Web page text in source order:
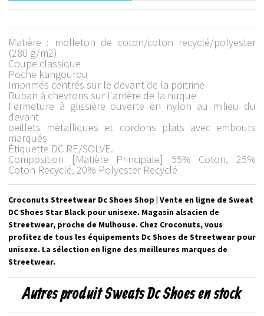
Matière : molleton de coton/coton recyclé/polyester
(280 g/m2)
Coupe classique
Poche kangourou
Imprimés centrés sur le devant de la poitrine
Ruban à chevrons sur l'arrière de la nuque
Fermeture à glissière ouverte en nylon au milieu du
devant
oeillets métalliques et cordons plats avec embouts
marqués
Étiquette DC RE/SOLVE.
Composition [Matière Principale] 55% Coton, 25%
Coton Recyclé, 20% Polyester Recyclé
Croconuts Streetwear Dc Shoes Shop | Vente en ligne de Sweat
DC Shoes Star Black pour unisexe. Magasin alsacien de
Streetwear, proche de Mulhouse. Chez Croconuts, vous
profitez de tous les équipements Dc Shoes de Streetwear pour
unisexe. La sélection en ligne des meilleures marques de
Streetwear.
Autres produit Sweats Dc Shoes en stock